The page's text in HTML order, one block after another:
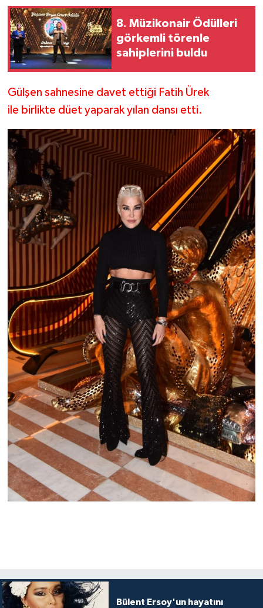
8. Müzikonair Ödülleri
görkemli törenle
sahiplerini buldu
Gülşen sahnesine davet ettiği Fatih Ürek
ile birlikte düet yaparak yılan dansı etti.
Bülent Ersoy'un hayatını